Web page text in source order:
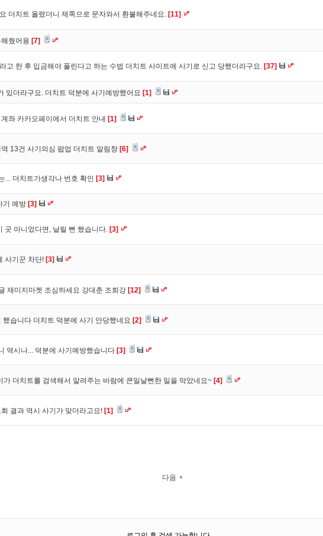
더치트 올렸더니 제쪽으로 문자와서 환불해주네요. [11]
줬어용 [7]
고 한 후 입금해야 풀린다고 하는 수법 더치트 사이트에 사기로 신고 당했더라구요. [37]
있더라구요. 더치트 덕분에 사기예방했어요 [1]
좌 카카오페이에서 더치트 안내 [1]
13건 사기의심 팝업 더치트 알림창 [6]
... 더치트가생각나 번호 확인 [3]
기 예방 [3]
곳 아니었다면, 날릴 뻔 했습니다. [3]
사기꾼 차단! [3]
재미지마켓 조심하세요 강대춘 조희강 [12]
했습니다 더치트 덕분에 사기 안당했네요 [2]
역시나... 덕분에 사기예방했습니다 [3]
가 더치트를 검색해서 알려주는 바람에 큰일날뻔한 일을 막았네요~ [4]
결과 역시 사기가 맞더라고요! [1]
다음